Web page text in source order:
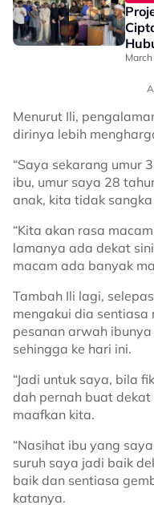
Menurut Ili,
dirinya lebih
“Saya sekarang umur
ibu, umur saya 28
anak, kita tidak
“Kita akan rasa
lamanya ada dekat
macam ada banyak
Tambah Ili lagi,
mengakui dia
pesanan arwah
sehingga ke hari ini.
“Jadi untuk saya, bila
dah pernah buat
maafkan kita.
“Nasihat ibu yang
suruh saya jadi baik
baik dan sentiasa
katanya.